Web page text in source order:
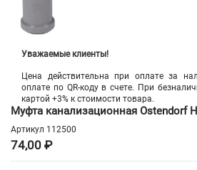
Уважаемые клиенты!
Цена действительна при оплате за
оплате по QR-коду в счете. При
картой +3% к стоимости товара.
Муфта канализационная Ostendorf
Артикул 112500
74,00 ₽